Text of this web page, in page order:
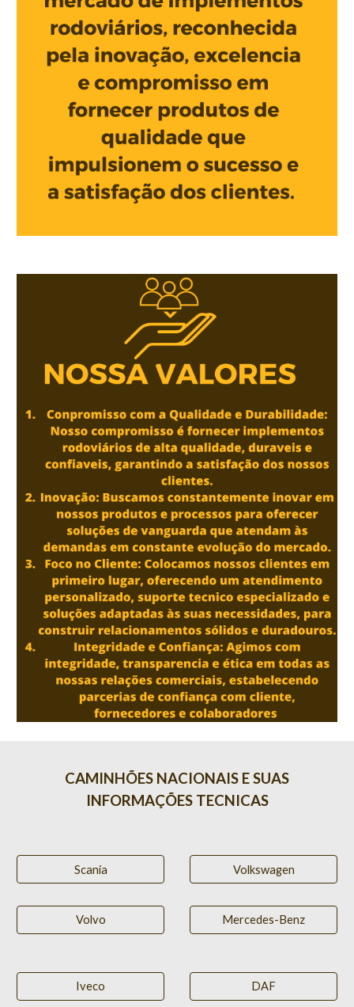
CAMINHÕES NACIONAIS E SUAS
INFORMAÇÕES TECNICAS
Scania
Volvo
Volkswagen
Mercedes-Benz
Iveco DAF